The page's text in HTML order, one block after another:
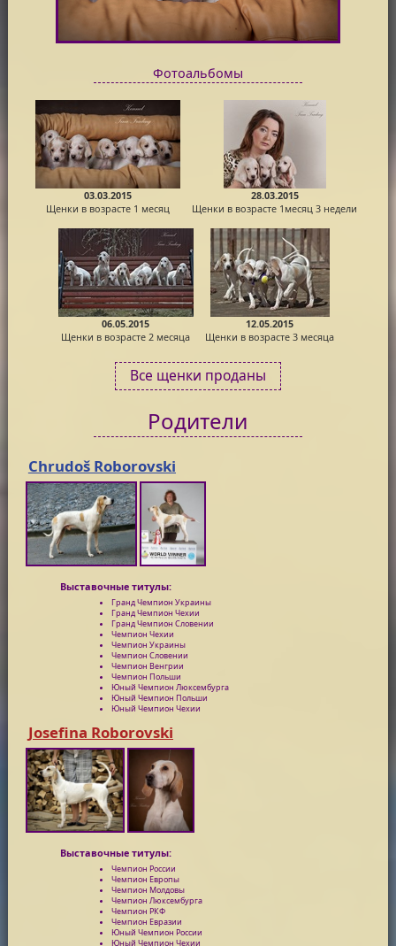
Фотоальбомы
03.03.2015
Щенки в возрасте 1 месяц
28.03.2015
Щенки в возрасте 1месяц 3 недели
06.05.2015
Щенки в возрасте 2 месяца
12.05.2015
Щенки в возрасте 3 месяца
Все щенки проданы
Родители
Chrudoš Roborovski
Выставочные титулы:
Гранд Чемпион Украины
Гранд Чемпион Чехии
Гранд Чемпион Словении
Чемпион Чехии
Чемпион Украины
Чемпион Словении
Чемпион Венгрии
Чемпион Польши
Юный Чемпион Люксембурга
Юный Чемпион Польши
Юный Чемпион Чехии
Josefina Roborovski
Выставочные титулы:
Чемпион России
Чемпион Европы
Чемпион Молдовы
Чемпион Люксембурга
Чемпион РКФ
Чемпион Евразии
Юный Чемпион России
Юный Чемпион Чехии